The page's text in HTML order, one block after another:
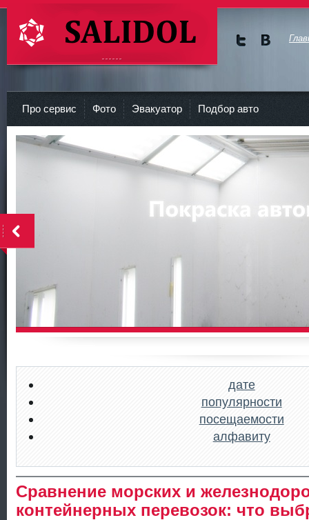
СТО Салидол | salidol в СПб и ЛО
Про сервис Фото Эвакуатор Подбор авто
дате
популярности
посещаемости
алфавиту
Сравнение морских и
контейнерных перевозок: что